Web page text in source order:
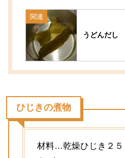
関連
うどんだし
ひじきの煮物
材料…乾燥ひじき２５